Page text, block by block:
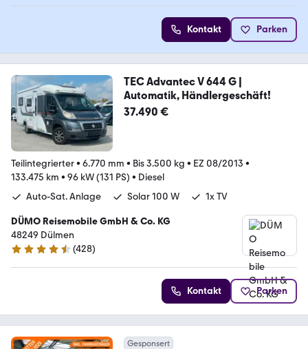
Kontakt Parken
TEC Advantec V 644 G |
Automatik, Händlergeschäft!
37.490 €
Teilintegrierter• 6.770 mm • Bis 3.500 kg • EZ 08/2013 •
133.475 km • 96 kW (131 PS) • Diesel
Auto-Sat. Anlage
Solar 100 W 1x TV
DÜMO Reisemobile GmbH & Co. KG
48249 Dülmen
4.3 Sterne
(428)
Kontakt Parken
Gesponsert